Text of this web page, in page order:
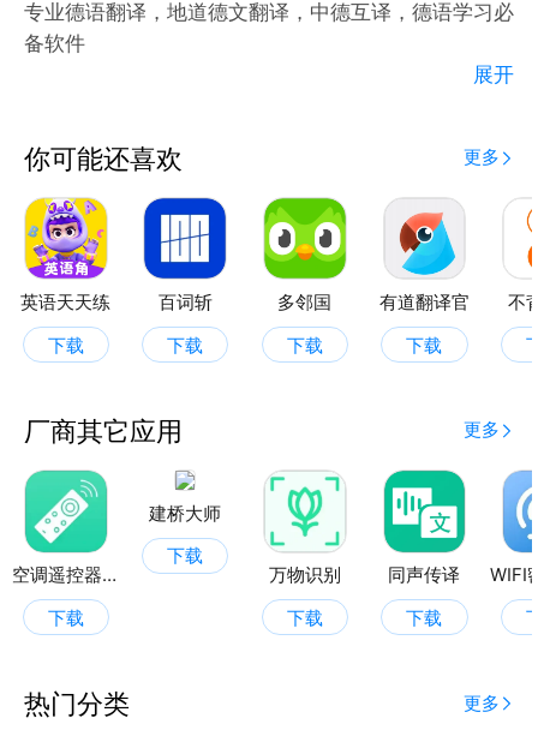
专业德语翻译，地道德文翻译，中德互译，德语学习必
备软件
德语学习好帮手；
简洁好用
展开
你可能还喜欢 更多
英语天天练
下载
百词斩
下载
多邻国
下载
有道翻译官
下载
不
厂商其它应用 更多
空调遥控器帮
下载
建桥大师
下载
万物识别
下载
同声传译
下载
热门分类 更多